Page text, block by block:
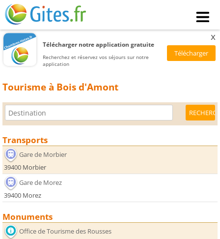
Télécharger notre application gratuite
Recherchez et réservez vos séjours sur notre
application
x
Tourisme à Bois d'Amont
Transports
Gare de Morbier
39400 Morbier
Gare de Morez
39400 Morez
Monuments
Office de Tourisme des Rousses